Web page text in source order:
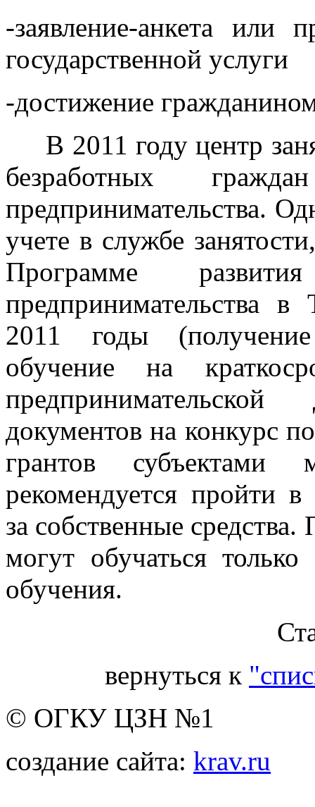
-заявление-анкета или
государственной услуги
-достижение
В 2011 году центр
безработных
предпринимательства.
учете в службе
Программе
предпринимательства
2011 годы (получение
обучение на
документов на конкурс
грантов субъектами
рекомендуется пройти в
за собственные
могут обучаться
обучения.
вернуться к
© ОГКУ ЦЗН №1
создание сайта: krav.ru